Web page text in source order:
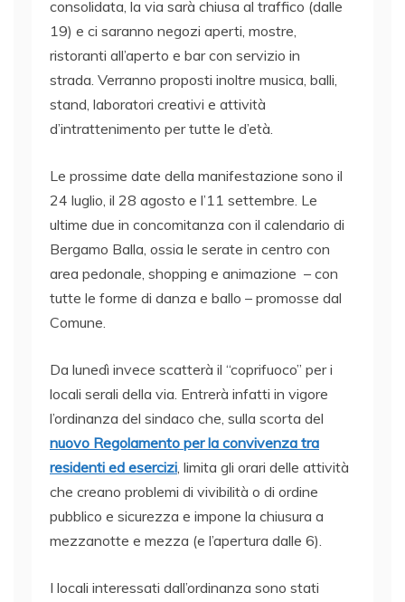
consolidata, la via sarà chiusa al traffico (dalle
19) e ci saranno negozi aperti, mostre,
ristoranti all’aperto e bar con servizio in
strada. Verranno proposti inoltre musica, balli,
stand, laboratori creativi e attività
d’intrattenimento per tutte le d’età.
Le prossime date della manifestazione sono il
24 luglio, il 28 agosto e l’11 settembre. Le
ultime due in concomitanza con il calendario di
Bergamo Balla, ossia le serate in centro con
area pedonale, shopping e animazione – con
tutte le forme di danza e ballo – promosse dal
Comune.
Da lunedì invece scatterà il “coprifuoco” per i
locali serali della via. Entrerà infatti in vigore
l’ordinanza del sindaco che, sulla scorta del
nuovo Regolamento per la convivenza tra
residenti ed esercizi, limita gli orari delle attività
che creano problemi di vivibilità o di ordine
pubblico e sicurezza e impone la chiusura a
mezzanotte e mezza (e l’apertura dalle 6).
I locali interessati dall’ordinanza sono stati